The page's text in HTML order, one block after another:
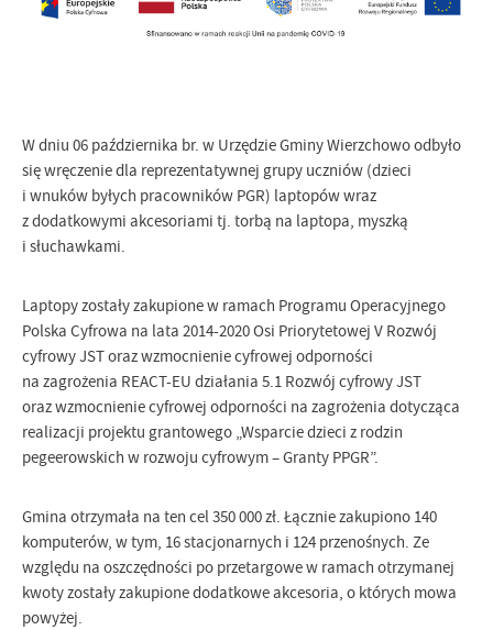
W dniu 06 października br. w Urzędzie Gminy Wierzchowo odbyło
się wręczenie dla reprezentatywnej grupy uczniów (dzieci
i wnuków byłych pracowników PGR) laptopów wraz
z dodatkowymi akcesoriami tj. torbą na laptopa, myszką
i słuchawkami.
Laptopy zostały zakupione w ramach Programu Operacyjnego
Polska Cyfrowa na lata 2014-2020 Osi Priorytetowej V Rozwój
cyfrowy JST oraz wzmocnienie cyfrowej odporności
na zagrożenia REACT-EU działania 5.1 Rozwój cyfrowy JST
oraz wzmocnienie cyfrowej odporności na zagrożenia dotycząca
realizacji projektu grantowego „Wsparcie dzieci z rodzin
pegeerowskich w rozwoju cyfrowym – Granty PPGR”.
Gmina otrzymała na ten cel 350 000 zł. Łącznie zakupiono 140
komputerów, w tym, 16 stacjonarnych i 124 przenośnych. Ze
względu na oszczędności po przetargowe w ramach otrzymanej
kwoty zostały zakupione dodatkowe akcesoria, o których mowa
powyżej.